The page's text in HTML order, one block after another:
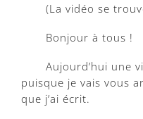
(La vidéo se
Bonjour à tous !
Aujourd’hui une
puisque je vais vous
que j’ai écrit.